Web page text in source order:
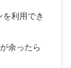
利用でき
余ったら